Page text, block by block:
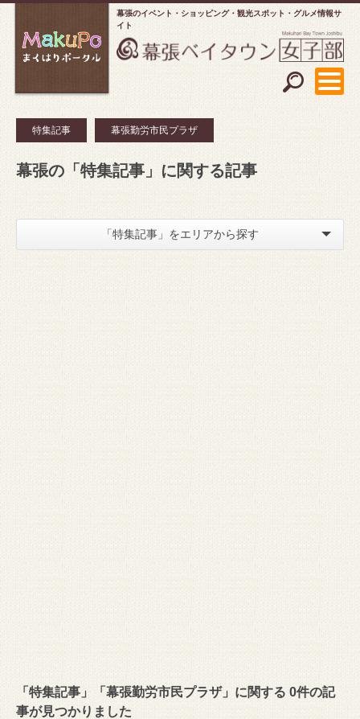
幕張のイベント・ショッピング
観光スポット・グルメ情報サ
イト
特集記事 幕張勤労市民プラザ
幕張の「特集記事」に関する記事
「特集記事」をエリアから探す
「特集記事」「幕張勤労市民プラザ」に関する 0件の記
事が見つかりました